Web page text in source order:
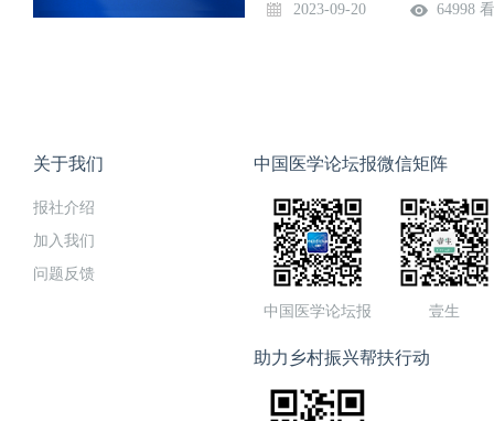
2023-09-20 64998
关于我们
报社介绍
加入我们
问题反馈
中国医学论坛报微信矩阵
中国医学论坛报 壹生
助力乡村振兴帮扶行动